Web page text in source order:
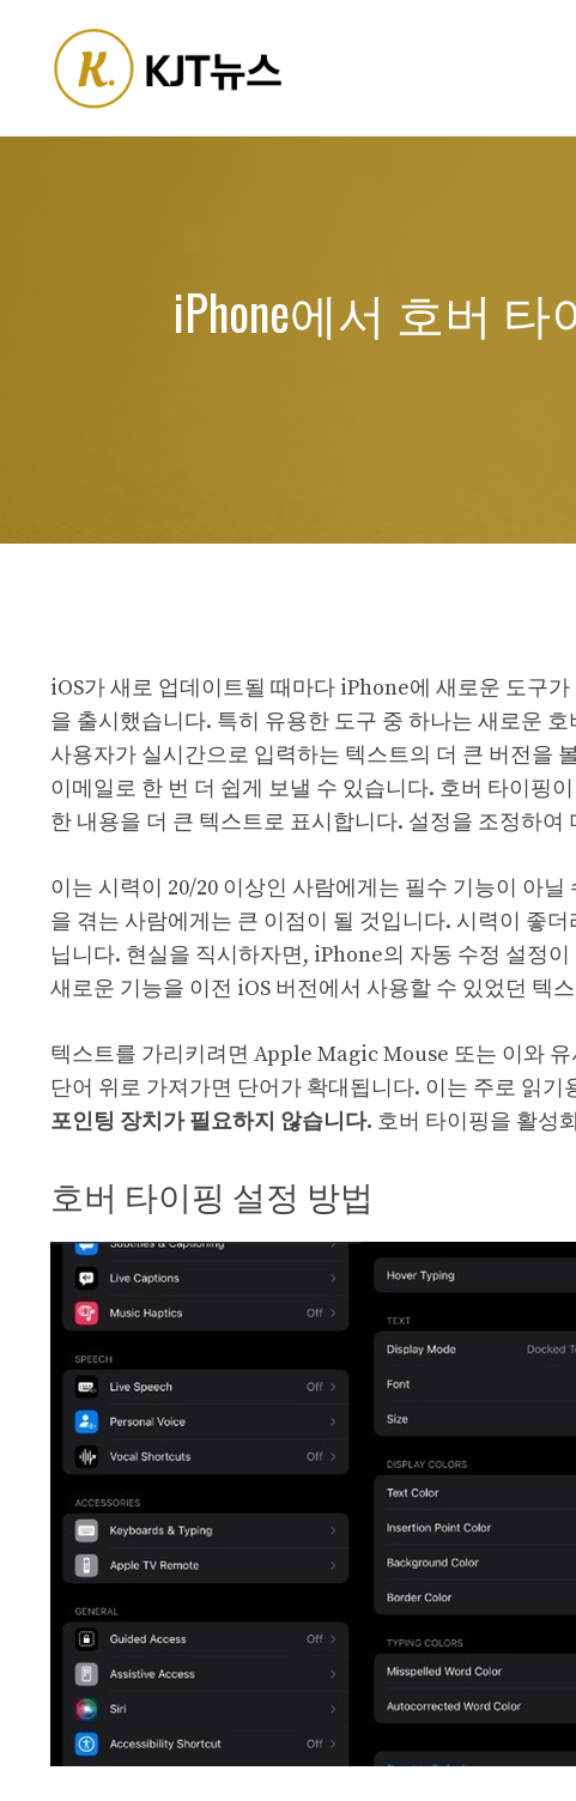
content
iPhone에서 호버
iOS가 새로 업데이트될 때마다 iPhone에 새로운 도구
을 출시했습니다. 특히 유용한 도구 중 하나는 새로운
사용자가 실시간으로 입력하는 텍스트의 더 큰 버전을
이메일로 한 번 더 쉽게 보낼 수 있습니다. 호버 타이핑
한 내용을 더 큰 텍스트로 표시합니다. 설정을 조정하
이는 시력이 20/20 이상인 사람에게는 필수 기능이 아
을 겪는 사람에게는 큰 이점이 될 것입니다. 시력이 좋
닙니다. 현실을 직시하자면, iPhone의 자동 수정 설정
새로운 기능을 이전 iOS 버전에서 사용할 수 있었던 텍
텍스트를 가리키려면 Apple Magic Mouse 또는 이와
단어 위로 가져가면 단어가 확대됩니다. 이는 주로 읽기
포인팅 장치가 필요하지 않습니다. 호버 타이핑을 활성
호버 타이핑 설정 방법